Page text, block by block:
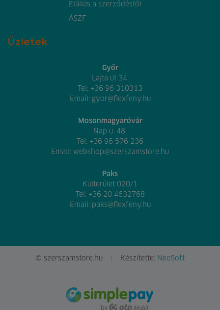
Elállás a szerződéstől
ÁSZF
Üzletek
Győr
Lajta út 34.
Tel: +36 96 310313
Email: gyor@flexfeny.hu
Mosonmagyaróvár
Nap u. 48.
Tel: +36 96 576 236
Email: webshop@szerszamstore.hu
Paks
Külterület 020/1
Tel: +36 20 4632768
Email: paks@flexfeny.hu
© szerszamstore.hu Készítette: NeoSoft